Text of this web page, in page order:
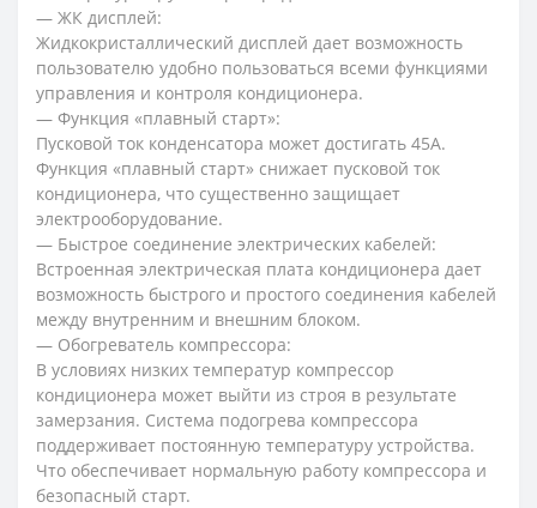
— ЖК дисплей:
Жидкокристаллический дисплей дает возможность
пользователю удобно пользоваться всеми функциями
управления и контроля кондиционера.
— Функция «плавный старт»:
Пусковой ток конденсатора может достигать 45А.
Функция «плавный старт» снижает пусковой ток
кондиционера, что существенно защищает
электрооборудование.
— Быстрое соединение электрических кабелей:
Встроенная электрическая плата кондиционера дает
возможность быстрого и простого соединения кабелей
между внутренним и внешним блоком.
— Обогреватель компрессора:
В условиях низких температур компрессор
кондиционера может выйти из строя в результате
замерзания. Система подогрева компрессора
поддерживает постоянную температуру устройства.
Что обеспечивает нормальную работу компрессора и
безопасный старт.